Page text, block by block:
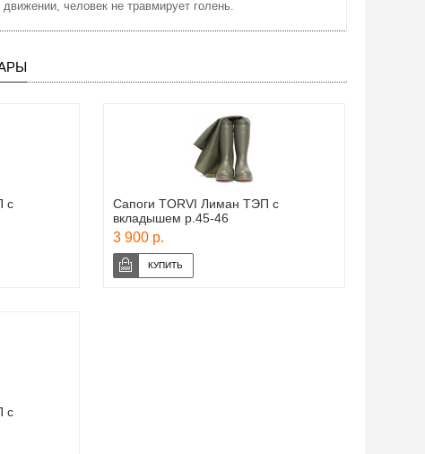
человек не травмирует голень.
с
Сапоги TORVI Лиман ТЭП с
вкладышем р.45-46
3 900 р.
с